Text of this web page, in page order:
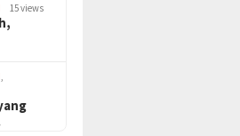
15 views